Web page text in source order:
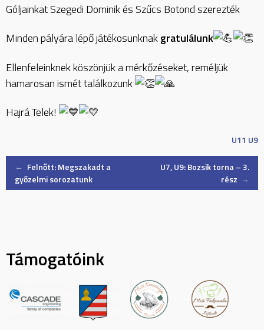
Góljainkat Szegedi Dominik és Szűcs Botond szerezték
Minden pályára lépő játékosunknakgratulálunk
Ellenfeleinknek köszönjük a mérkőzéseket, reméljük
hamarosan ismét találkozunk
Hajrá Telek!
U11 U9
Post
← Felnőtt: Megszakadt a
győzelmi sorozatunk
U7, U9: Bozsik torna – 3.
rész →
Támogatóink